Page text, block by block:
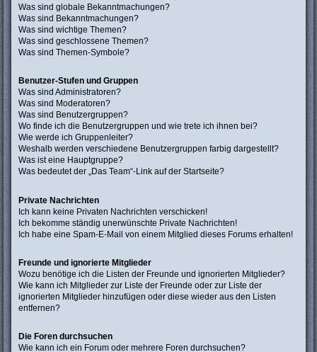
Was sind globale Bekanntmachungen?
Was sind Bekanntmachungen?
Was sind wichtige Themen?
Was sind geschlossene Themen?
Was sind Themen-Symbole?
Benutzer-Stufen und Gruppen
Was sind Administratoren?
Was sind Moderatoren?
Was sind Benutzergruppen?
Wo finde ich die Benutzergruppen und wie trete ich ihnen bei?
Wie werde ich Gruppenleiter?
Weshalb werden verschiedene Benutzergruppen farbig dargestellt?
Was ist eine Hauptgruppe?
Was bedeutet der „Das Team“-Link auf der Startseite?
Private Nachrichten
Ich kann keine Privaten Nachrichten verschicken!
Ich bekomme ständig unerwünschte Private Nachrichten!
Ich habe eine Spam-E-Mail von einem Mitglied dieses Forums erhalten!
Freunde und ignorierte Mitglieder
Wozu benötige ich die Listen der Freunde und ignorierten Mitglieder?
Wie kann ich Mitglieder zur Liste der Freunde oder zur Liste der
ignorierten Mitglieder hinzufügen oder diese wieder aus den Listen
entfernen?
Die Foren durchsuchen
Wie kann ich ein Forum oder mehrere Foren durchsuchen?